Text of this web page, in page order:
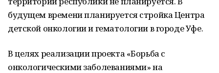
будущем времени планируется стройка Центра
детской онкологии и гематологии в городе Уфе.
В целях реализации проекта «Борьба с
онкологическими заболеваниями» на